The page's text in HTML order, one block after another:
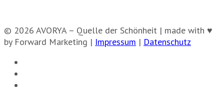
© 2026 AVORYA – Quelle der Schönheit | made with ♥
by Forward Marketing | Impressum | Datenschutz